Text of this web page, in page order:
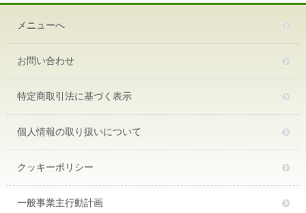
メニューへ
お問い合わせ
特定商取引法に基づく表示
個人情報の取り扱いについて
クッキーポリシー
一般事業主行動計画